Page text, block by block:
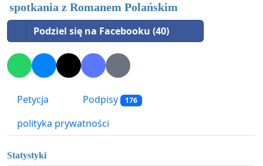
spotkania z Romanem Polańskim
Podziel się na Facebooku (40)
Petycja Podpisy 176
polityka prywatności
Statystyki